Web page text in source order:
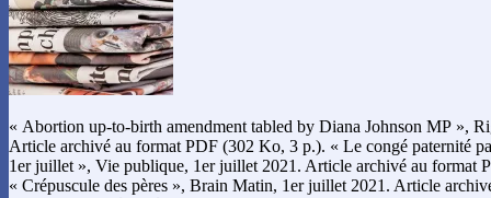
« Abortion up-to-birth amendment tabled by Diana Johnson MP »,
Article archivé au format PDF (302 Ko, 3 p.). « Le congé paternité
1er juillet », Vie publique, 1er juillet 2021. Article archivé au format
« Crépuscule des pères », Brain Matin, 1er juillet 2021. Article